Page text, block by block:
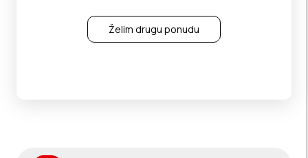
Želim drugu ponudu